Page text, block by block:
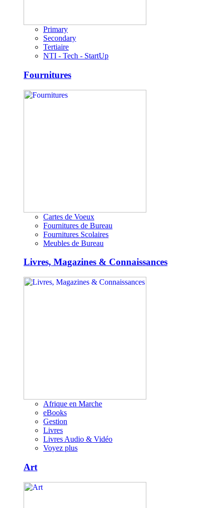
Primary
Secondary
Tertiaire
NTI - Tech - StartUp
Fournitures
Cartes de Voeux
Fournitures de Bureau
Fournitures Scolaires
Meubles de Bureau
Livres, Magazines & Connaissances
Afrique en Marche
eBooks
Gestion
Livres
Livres Audio & Vidéo
Voyez plus
Art